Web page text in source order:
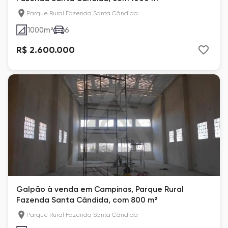
Parque Rural Fazenda Santa Cândida
1000m² 6
R$ 2.600.000
Galpão à venda em Campinas, Parque Rural
Fazenda Santa Cândida, com 800 m²
Parque Rural Fazenda Santa Cândida